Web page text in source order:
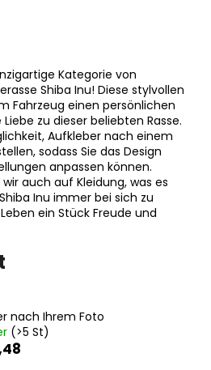
Kategorie von
Shiba Inu! Diese stylvollen
Fahrzeug einen persönlichen
zu dieser beliebten Rasse.
Aufkleber nach einem
sodass Sie das Design
anpassen können.
auch auf Kleidung, was es
Inu immer bei sich zu
ein Stück Freude und
nach Ihrem Foto
(>5 St)